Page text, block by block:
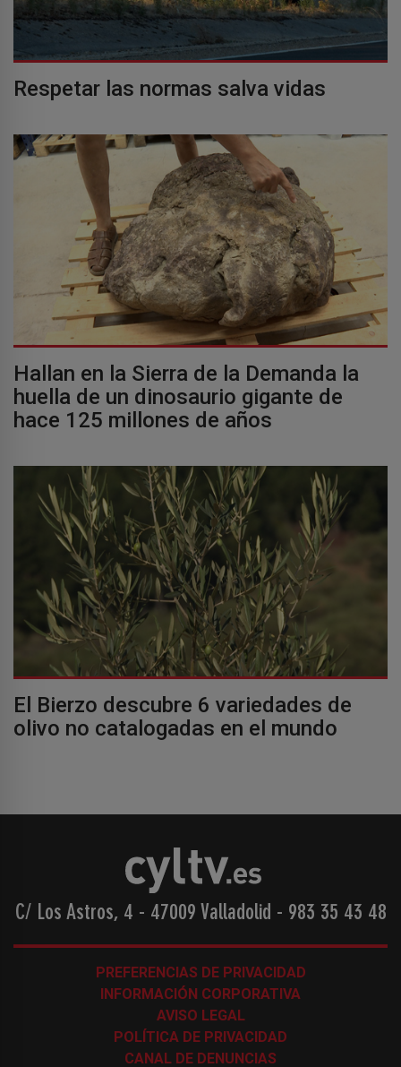
Respetar las normas salva vidas
Hallan en la Sierra de la Demanda la
huella de un dinosaurio gigante de
hace 125 millones de años
El Bierzo descubre 6 variedades de
olivo no catalogadas en el mundo
C/ Los Astros, 4 - 47009 Valladolid - 983 35 43 48
PREFERENCIAS DE PRIVACIDAD
INFORMACIÓN CORPORATIVA
AVISO LEGAL
POLÍTICA DE PRIVACIDAD
CANAL DE DENUNCIAS